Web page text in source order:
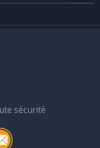
sécurité